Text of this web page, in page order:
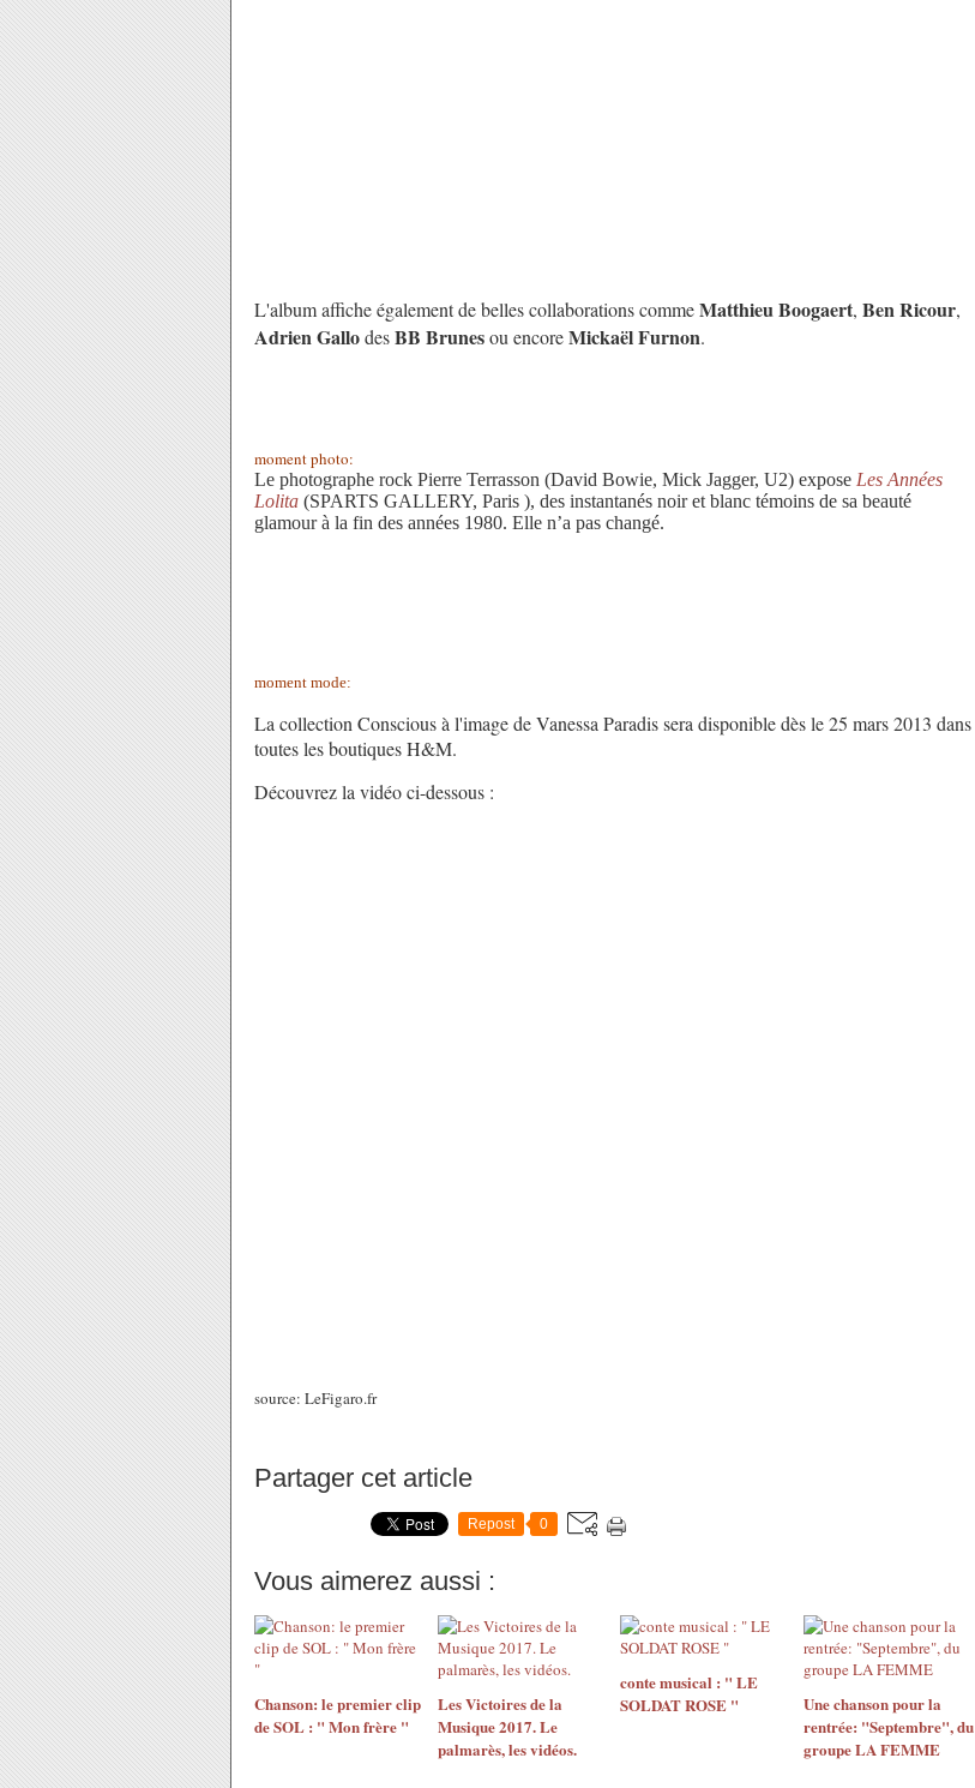
L'album affiche également de belles collaborations commeMatthieu Boogaert, Ben Ricour,
Adrien GallodesBB Brunesou encoreMickaël Furnon.
moment photo:
Le photographe rock Pierre Terrasson (David Bowie, Mick Jagger, U2) expose Les Années
Lolita (SPARTS GALLERY, Paris ), des instantanés noir et blanc témoins de sa beauté
glamour à la fin des années 1980. Elle n’a pas changé.
moment mode:
La collection Conscious à l'image de Vanessa Paradis sera disponible dès le 25 mars 2013 dans
toutes les boutiques H&M.
Découvrez la vidéo ci-dessous :
source: LeFigaro.fr
Partager cet article
Repost 0
Vous aimerez aussi :
Chanson: le premier clip
de SOL : " Mon frère "
Les Victoires de la
Musique 2017. Le
palmarès, les vidéos.
conte musical : " LE
SOLDAT ROSE "
Une chanson pour la
rentrée: "Septembre", du
groupe LA FEMME